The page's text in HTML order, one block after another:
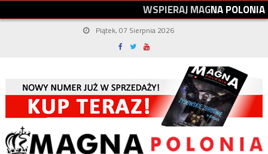
WSPIERAJMAGNAPOLONIA
Piątek, 07 Sierpnia 2026